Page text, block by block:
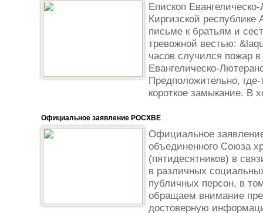
Епископ
Киргизской
письме к братьям и
тревожной вестью:
часов случился пожар
Евангелическо-
Предположительно,
короткое замыкание. В
Официальное заявление РОСХВЕ
Официальное
объединенного Союза
(пятидесятников) в
в различных
публичных персон, в
обращаем внимание
достоверную